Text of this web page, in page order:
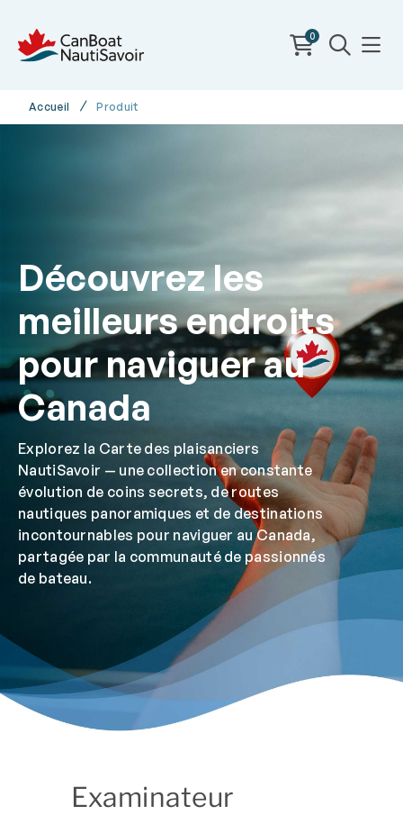
0
Accueil Produit
Découvrez les
meilleurs endroits
pour naviguer au
Canada
Explorez la Carte des plaisanciers
NautiSavoir — une collection en constante
évolution de coins secrets, de routes
nautiques panoramiques et de destinations
incontournables pour naviguer au Canada,
partagée par la communauté de passionnés
de bateau.
Examinateur